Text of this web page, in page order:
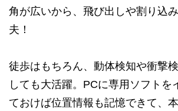
角が広いから、飛び出しや割り込
夫！
徒歩はもちろん、動体検知や衝撃
しても大活躍。PCに専用ソフトを
ておけば位置情報も記憶できて、